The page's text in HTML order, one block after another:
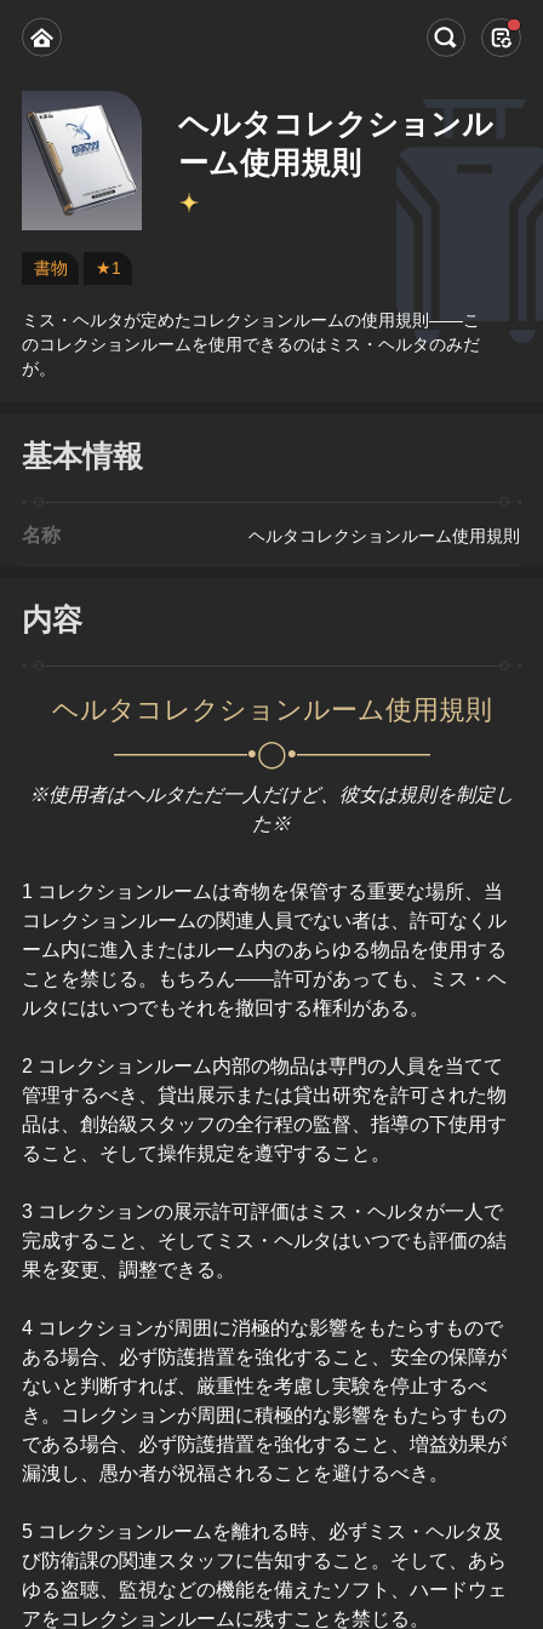
ヘルタコレクションル
ーム使用規則
書物 ★1
ミス・ヘルタが定めたコレクションルームの使用規則——こ
のコレクションルームを使用できるのはミス・ヘルタのみだ
が。
基本情報
名称 ヘルタコレクションルーム使用規則
内容
ヘルタコレクションルーム使用規則
—————•◯•—————
※使用者はヘルタただ一人だけど、彼女は規則を制定し
た※
1 コレクションルームは奇物を保管する重要な場所、当
コレクションルームの関連人員でない者は、許可なくル
ーム内に進入またはルーム内のあらゆる物品を使用する
ことを禁じる。もちろん——許可があっても、ミス・ヘ
ルタにはいつでもそれを撤回する権利がある。
2 コレクションルーム内部の物品は専門の人員を当てて
管理するべき、貸出展示または貸出研究を許可された物
品は、創始級スタッフの全行程の監督、指導の下使用す
ること、そして操作規定を遵守すること。
3 コレクションの展示許可評価はミス・ヘルタが一人で
完成すること、そしてミス・ヘルタはいつでも評価の結
果を変更、調整できる。
4 コレクションが周囲に消極的な影響をもたらすもので
ある場合、必ず防護措置を強化すること、安全の保障が
ないと判断すれば、厳重性を考慮し実験を停止するべ
き。コレクションが周囲に積極的な影響をもたらすもの
である場合、必ず防護措置を強化すること、増益効果が
漏洩し、愚か者が祝福されることを避けるべき。
5 コレクションルームを離れる時、必ずミス・ヘルタ及
び防衛課の関連スタッフに告知すること。そして、あら
ゆる盗聴、監視などの機能を備えたソフト、ハードウェ
アをコレクションルームに残すことを禁じる。